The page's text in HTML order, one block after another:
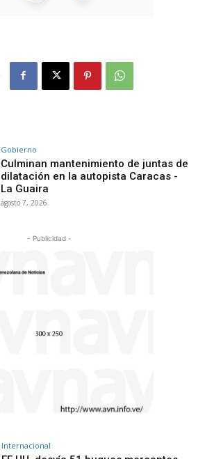
Gobierno
Culminan mantenimiento de juntas de
dilatación en la autopista Caracas -
La Guaira
agosto 7, 2026
- Publicidad -
Internacional